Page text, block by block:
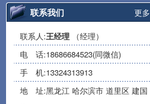
更多
联系我们
联系人:王经理 （经理）
电 话:18686684523(同微信)
手 机:13324313913
地 址:黑龙江 哈尔滨市 道里区 建国